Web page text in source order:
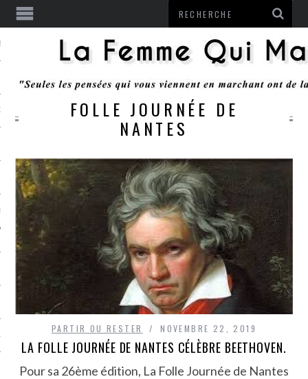
RESTER
MONROZIER
ARCACHON
FOLLE JOURNÉE DE
NANTES
PARTIR OU RESTER NOVEMBRE 22, 2019
LA FOLLE JOURNÉE DE NANTES CÉLÈBRE BEETHOVEN.
Pour sa 26ème édition, La Folle Journée de Nantes